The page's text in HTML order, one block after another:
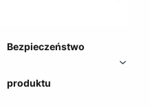
Bezpieczeństwo
produktu